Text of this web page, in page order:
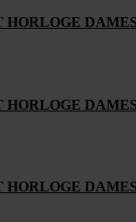
HORLOGE
HORLOGE
HORLOGE